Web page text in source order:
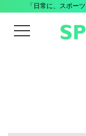
「日常に、スポー
menu